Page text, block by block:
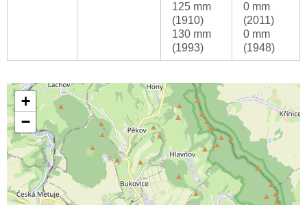
125 mm
(1910)
130 mm
(1993)
0 mm
(2011)
0 mm
(1948)
+
−